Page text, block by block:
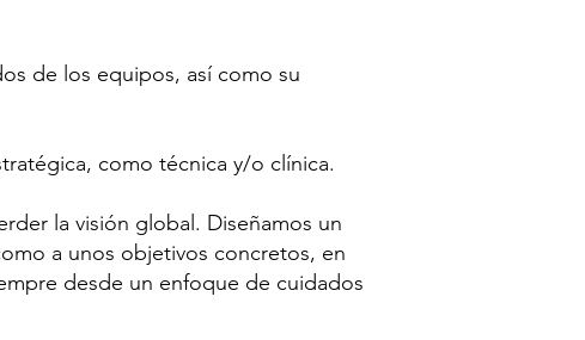
de los equipos, así como su
como técnica y/o clínica.
la visión global. Diseñamos un
a unos objetivos concretos, en
desde un enfoque de cuidados